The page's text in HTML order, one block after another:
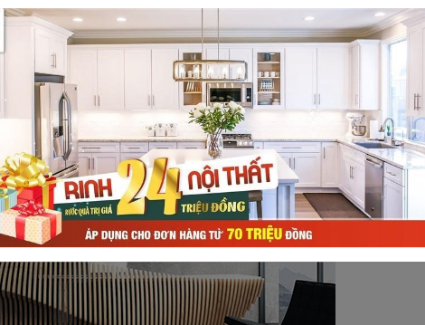
Tránh thiết kế khu vực này bằng màu sắc lòe loẹt, kém sang.
trang trí một cách tinh tế, thân thiện, thoải mái. Bạn có thể
tranh khỏe khoắn tuyển thủ gym. Khu vực này cũng cần thiết
ấn tượng khách hàng.